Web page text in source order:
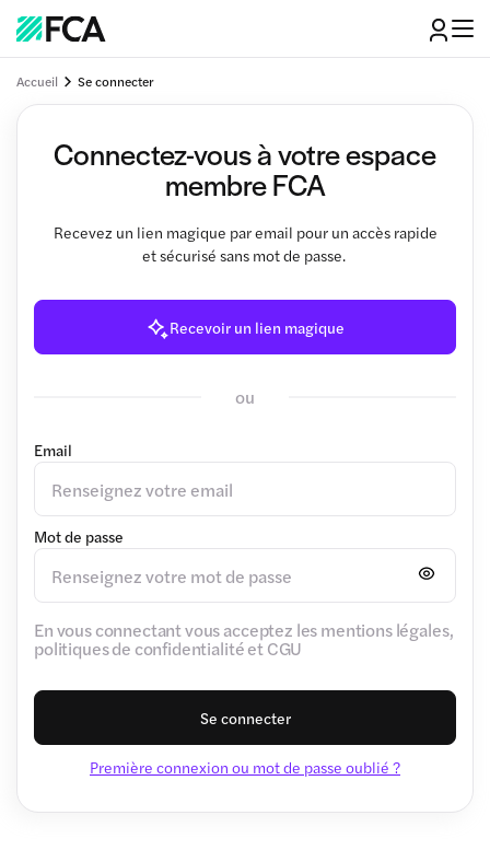
Accueil Se connecter
Connectez-vous à votre espace
membre FCA
Recevez un lien magique par email pour un accès rapide
et sécurisé sans mot de passe.
Recevoir un lien magique
ou
Email
Mot de passe
En vous connectant vous acceptez les mentions légales,
politiques de confidentialité et CGU
Se connecter
Première connexion ou mot de passe oublié ?